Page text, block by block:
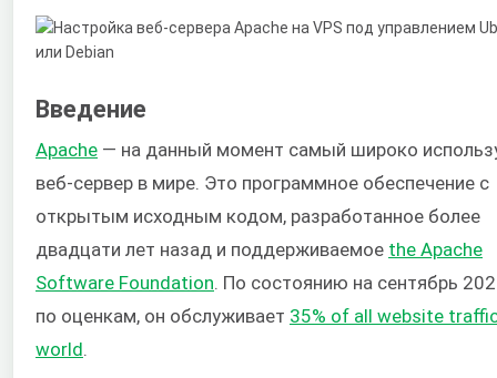
Введение
Apache — на данный момент самый широко
веб-сервер в мире. Это программное обеспечение с
открытым исходным кодом, разработанное более
двадцати лет назад и поддерживаемое the Apache
Software Foundation . По состоянию на сентябрь
по оценкам, он обслуживает 35% of all website
world